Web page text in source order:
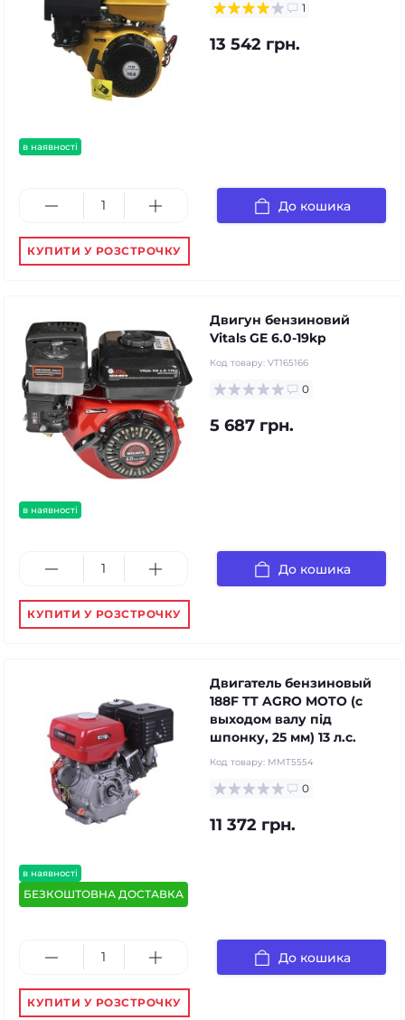
в наявності
1
13 542 грн.
До кошика
КУПИТИ У РОЗСТРОЧКУ
в наявності
Двигун бензиновий
Vitals GE 6.0-19kp
Код товару: VT165166
0
5 687 грн.
До кошика
КУПИТИ У РОЗСТРОЧКУ
в наявності
БЕЗКОШТОВНА ДОСТАВКА
Двигатель бензиновый
188F TT AGRO MOTO (с
выходом валу під
шпонку, 25 мм) 13 л.с.
Код товару: MMT5554
0
11 372 грн.
До кошика
КУПИТИ У РОЗСТРОЧКУ